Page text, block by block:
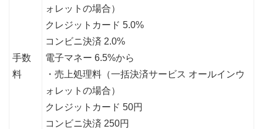
手数
料
ォレットの場合）
クレジットカード 5.0%
コンビニ決済 2.0%
電子マネー 6.5%から
・売上処理料（一括決済サービス オールインウ
ォレットの場合）
クレジットカード 50円
コンビニ決済 250円